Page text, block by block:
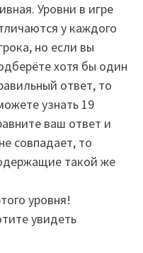
Уровни в игре
у каждого
но если вы
хотя бы один
ответ, то
узнать 19
ваш ответ и
совпадает, то
такой же
уровня!
увидеть